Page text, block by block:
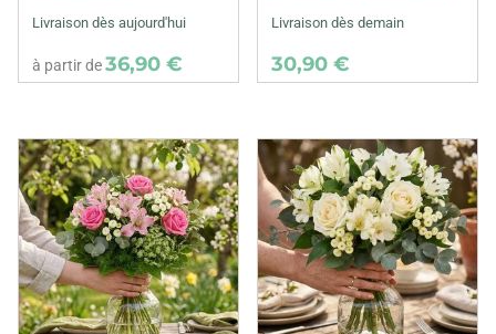
Livraison dès aujourd'hui
à partir de36,90 €
Livraison dès demain
30,90 €